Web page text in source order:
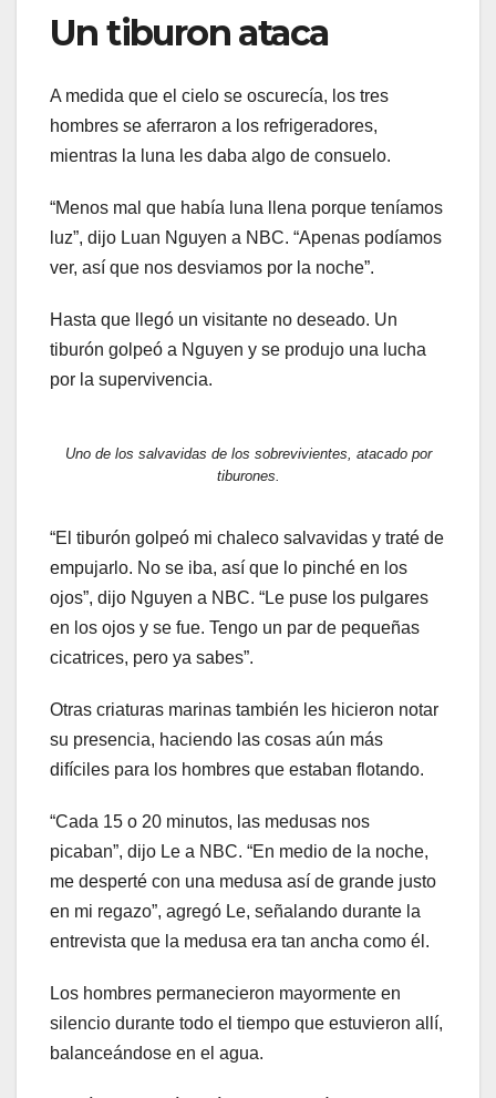
Un tiburon ataca
A medida que el cielo se oscurecía, los tres
hombres se aferraron a los refrigeradores,
mientras la luna les daba algo de consuelo.
“Menos mal que había luna llena porque teníamos
luz”, dijo Luan Nguyen a NBC. “Apenas podíamos
ver, así que nos desviamos por la noche”.
Hasta que llegó un visitante no deseado. Un
tiburón golpeó a Nguyen y se produjo una lucha
por la supervivencia.
Uno de los salvavidas de los sobrevivientes, atacado por
tiburones.
“El tiburón golpeó mi chaleco salvavidas y traté de
empujarlo. No se iba, así que lo pinché en los
ojos”, dijo Nguyen a NBC. “Le puse los pulgares
en los ojos y se fue. Tengo un par de pequeñas
cicatrices, pero ya sabes”.
Otras criaturas marinas también les hicieron notar
su presencia, haciendo las cosas aún más
difíciles para los hombres que estaban flotando.
“Cada 15 o 20 minutos, las medusas nos
picaban”, dijo Le a NBC. “En medio de la noche,
me desperté con una medusa así de grande justo
en mi regazo”, agregó Le, señalando durante la
entrevista que la medusa era tan ancha como él.
Los hombres permanecieron mayormente en
silencio durante todo el tiempo que estuvieron allí,
balanceándose en el agua.